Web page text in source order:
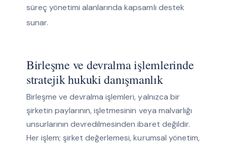
süreç yönetimi alanlarında kapsamlı destek
sunar.
Birleşme ve devralma işlemlerinde
stratejik hukuki danışmanlık
Birleşme ve devralma işlemleri, yalnızca bir
şirketin paylarının, işletmesinin veya malvarlığı
unsurlarının devredilmesinden ibaret değildir.
Her işlem; şirket değerlemesi, kurumsal yönetim,